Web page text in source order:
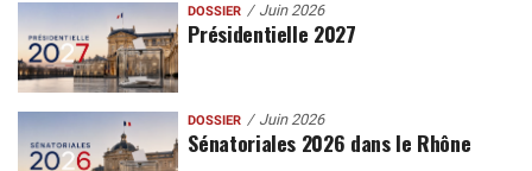
DOSSIER Juin 2026
Présidentielle 2027
DOSSIER Juin 2026
Sénatoriales 2026 dans le Rhône